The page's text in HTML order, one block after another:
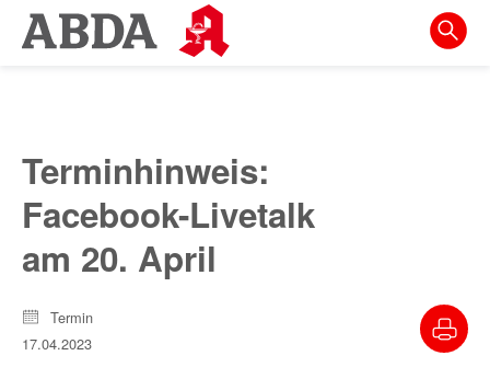
Springe
direkt
zur
Meta-
Navigation
Inhalt
zur
Terminhinweis:
Facebook-Livetalk
am 20. April
Termin
17.04.2023